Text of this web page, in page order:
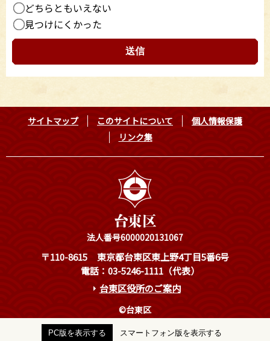
どちらともいえない
見つけにくかった
サイトマップ このサイトについて
個人情報保護
リンク集
法人番号6000020131067
〒110-8615
東京都台東区東上野4丁目5番6号
電話：03-5246-1111（代表）
台東区役所のご案内
©台東区
PC版を表示する スマートフォン版を表示する